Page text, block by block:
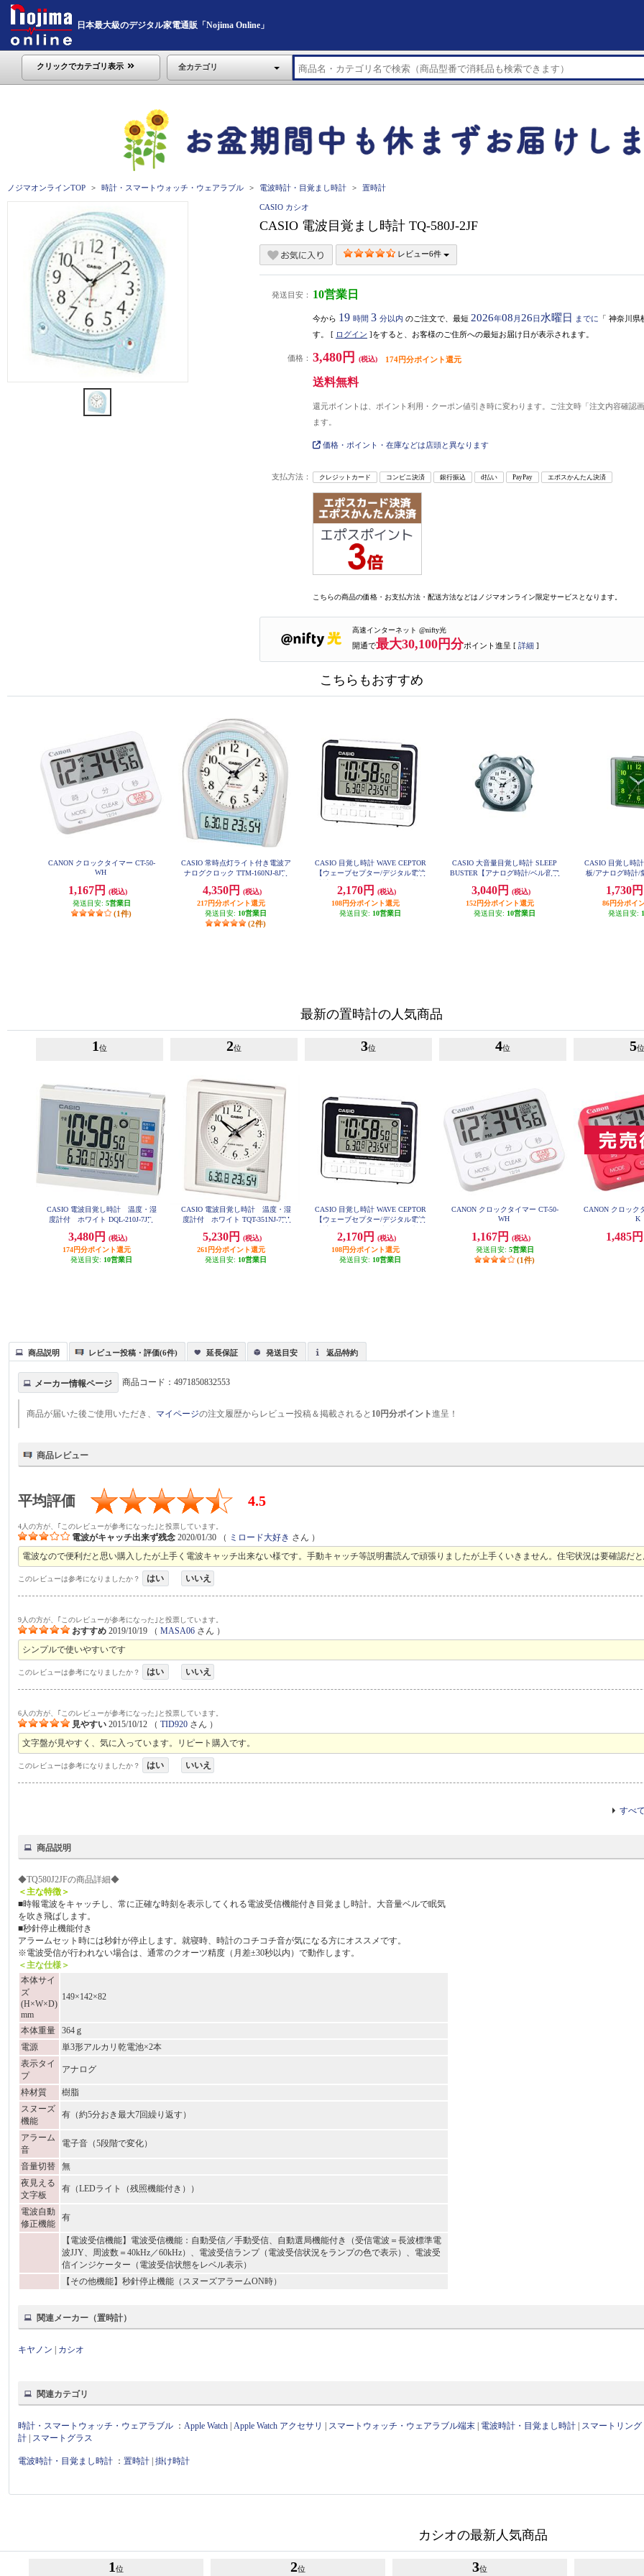
日本最大級のデジタル家電通販「Nojima Online」
クリックでカテゴリ表示 全カテゴリ
ノジマオンラインTOP 時計・スマートウォッチ・ウェアラブル 電波時計・目覚まし時計 置時計
CASIO カシオ
CASIO 電波目覚まし時計 TQ-580J-2JF
レビュー6件
発送目安： 10営業日
今から 19 時間 3 分以内 のご注文で、最短 2026年08 月 26日 水曜日 までに 「 神奈川県
す。 [ ログイン ]をすると、お客様のご住所への最短お届け日が表示されます。
価格： 3,480円 (税込) 174円分ポイント還元
送料無料
還元ポイントは、ポイント利用・クーポン値引き時に変わります。ご注文時「注文内容確認
ます。
価格・ポイント・在庫などは店頭と異なります
支払方法： クレジットカード コンビニ決済 銀行振込 d払い PayPay エポスかんたん決済
こちらの商品の価格・お支払方法・配送方法などはノジマオンライン限定サービスとなります。
高速インターネット @nifty光
開通で最大30,100円分ポイント進呈 [ 詳細 ]
こちらもおすすめ
CANON クロックタイマー CT-50-
WH
1,167円
(税込)
発送目安: 5営業日
(1件)
CASIO 常時点灯ライト付き電波ア
ナログクロック TTM-160NJ-8JF
4,350円
(税込)
217円分ポイント還元
発送目安: 10営業日
(2件)
CASIO 目覚し時計 WAVE CEPTOR
【ウェーブセプター/デジタル電波
環境お知らせ機能/ホワイト】 DQ
L-250J-7JF
2,170円
(税込)
108円分ポイント還元
発送目安: 10営業日
CASIO 大音量目覚し時計 SLEEP
BUSTER【アナログ時計/ベル音ア
3,040円
(税込)
152円分ポイント還元
発送目安: 10営業日
CASIO 目覚し時
板/アナログ時計/
1,730円
86円分ポイ
発送目安:
最新の置時計の人気商品
1 位
CASIO 電波目覚し時計 温度・湿
度計付 ホワイト DQL-210J-7JF
3,480円
(税込)
174円分ポイント還元
発送目安: 10営業日
2位
CASIO 電波目覚し時計 温度・湿
度計付 ホワイト TQT-351NJ-7BJ
5,230円
(税込)
261円分ポイント還元
発送目安: 10営業日
3位
CASIO 目覚し時計 WAVE CEPTOR
【ウェーブセプター/デジタル電波
環境お知らせ機能/ホワイト】 DQ
L-250J-7JF
2,170円
(税込)
108円分ポイント還元
発送目安: 10営業日
4位
CANON クロックタイマー CT-50-
WH
1,167円
(税込)
発送目安: 5営業日
(1件)
5位
CANON クロック
K
1,485円
商品説明 レビュー投稿・評価(6件) 延長保証 発送目安 返品特約
メーカー情報ページ 商品コード：4971850832553
商品が届いた後ご使用いただき、 マイページの注文履歴からレビュー投稿＆掲載されると 10円分ポイント進呈！
商品レビュー
平均評価 4.5
4人の方が、｢このレビューが参考になった｣と投票しています。
電波がキャッチ出来ず残念 2020/01/30 （ ミロード大好き さん ）
電波なので便利だと思い購入したが上手く電波キャッチ出来ない様です。手動キャッチ等説明書読んで頑張りましたが上手くいきません。住宅状況は要確認だ
このレビューは参考になりましたか？ はい いいえ
9人の方が、｢このレビューが参考になった｣と投票しています。
おすすめ 2019/10/19 （MASA06 さん ）
シンプルで使いやすいです
このレビューは参考になりましたか？ はい いいえ
6人の方が、｢このレビューが参考になった｣と投票しています。
見やすい 2015/10/12 （TID920 さん ）
文字盤が見やすく、気に入っています。リピート購入です。
このレビューは参考になりましたか？ はい いいえ
すべ
商品説明
◆TQ580J2JFの商品詳細◆
＜主な特徴＞
■時報電波をキャッチし、常に正確な時刻を表示してくれる電波受信機能付き目覚まし時計。大音量ベルで眠気
を吹き飛ばします。
■秒針停止機能付き
アラームセット時には秒針が停止します。就寝時、時計のコチコチ音が気になる方にオススメです。
※電波受信が行われない場合は、通常のクオーツ精度（月差±30秒以内）で動作します。
＜主な仕様＞
本体サイ
ズ
(H×W×D)
mm
149×142×82
本体重量
364ｇ
電源
単3形アルカリ乾電池×2本
表示タイ
プ
アナログ
枠材質
樹脂
スヌーズ
機能
有（約5分おき最大7回繰り返す）
アラーム
音
電子音（5段階で変化）
音量切替
無
夜見える
文字板
有（LEDライト（残照機能付き））
電波自動
修正機能
有
【電波受信機能】電波受信機能：自動受信／手動受信、自動選局機能付き（受信電波＝長波標準電
波JJY、周波数＝40kHz／60kHz）、電波受信ランプ（電波受信状況をランプの色で表示）、電波受
信インジケーター（電波受信状態をレベル表示）
【その他機能】秒針停止機能（スヌーズアラームON時）
関連メーカー（置時計）
キヤノン カシオ
関連カテゴリ
時計・スマートウォッチ・ウェアラブル ：Apple Watch |Apple Watch アクセサリ スマートウォッチ・ウェアラブル端末 電波時計・目覚まし時計 スマートリング
計
スマートグラス
電波時計・目覚まし時計 ：置時計 |掛け時計
カシオの最新人気商品
1 位 2位 3位